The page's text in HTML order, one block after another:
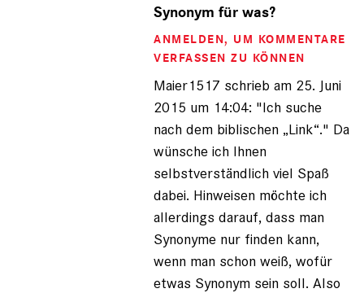
auf
von
Maier1517
(nicht
Synonym für was?
ANMELDEN, UM KOMMENTARE
VERFASSEN ZU KÖNNEN
Maier1517 schrieb am 25. Juni
2015 um 14:04: "Ich suche
nach dem biblischen „Link“." Da
wünsche ich Ihnen
selbstverständlich viel Spaß
dabei. Hinweisen möchte ich
allerdings darauf, dass man
Synonyme nur finden kann,
wenn man schon weiß, wofür
etwas Synonym sein soll. Also